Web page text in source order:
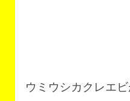
ウミウシカクレエ